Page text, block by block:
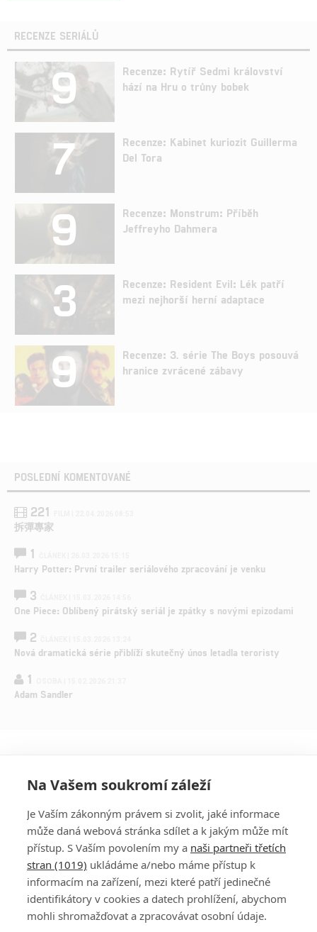
RECENZE SERIÁLŮ
9
Recenze: Rytíř Sedmi království
hází na Hru o trůny bobek
7
Recenze: Kabinet kuriozit Guillerma
Del Tora
9
Recenze: Monstrum: Příběh
Jeffreyho Dahmera
3
Recenze: Resident Evil: Lék patří
mezi nejhorší herní adaptace
9
Recenze: 3. série The Boys posouvá
hranice zvrácené zábavy
POSLEDNÍ KOMENTOVANÉ
221
拆彈專家
1
Harry Potter: První trailer seriálového zpracování je venku
3
One Piece: Oblíbený pirátský seriál je zpátky s novými epizodami
2
Nová dramatická série přiblíží skutečný únos letadla teroristy
1
Adam Sandler
PŘIHLÁSIT
REGISTROVAT
DISKUZE
Na Vašem soukromí záleží
Je Vaším zákonným právem si zvolit, jaké informace
může daná webová stránka sdílet a k jakým může mít
přístup. S Vaším povolením my a naši partneři třetích
stran (1019) ukládáme a/nebo máme přístup k
informacím na zařízení, mezi které patří jedinečné
identifikátory v cookies a datech prohlížení, abychom
mohli shromažďovat a zpracovávat osobní údaje.